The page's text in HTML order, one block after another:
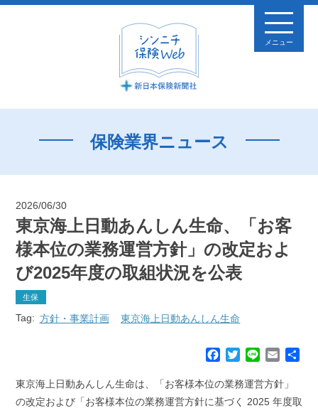
メニュー
保険業界ニュース
2026/06/30
東京海上日動あんしん生命、「お客
様本位の業務運営方針」の改定およ
び2025年度の取組状況を公表
生保
Tag: 方針・事業計画 東京海上日動あんしん生命
c
e
T
i
t
n
e
E
a
i
東京海上日動あんしん生命は、「お客様本位の業務運営方針」
の改定および「お客様本位の業務運営方針に基づく 2025 年度取